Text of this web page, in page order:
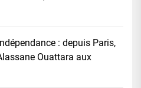
: depuis Paris,
Ouattara aux